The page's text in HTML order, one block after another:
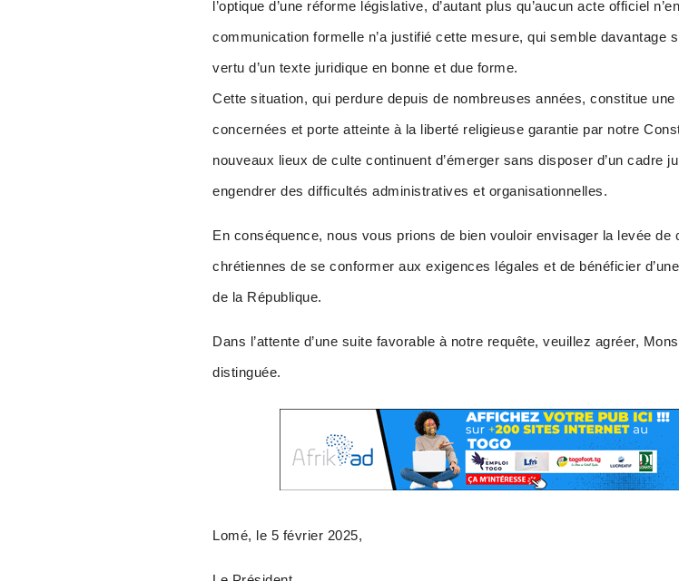
l’optique d’une réforme législative, d’autant plus qu’aucun acte officiel
communication formelle n’a justifié cette mesure, qui semble davantage
vertu d’un texte juridique en bonne et due forme.
Cette situation, qui perdure depuis de nombreuses années, constitue
concernées et porte atteinte à la liberté religieuse garantie par notre
nouveaux lieux de culte continuent d’émerger sans disposer d’un cadre
engendrer des difficultés administratives et organisationnelles.
En conséquence, nous vous prions de bien vouloir envisager la levée
chrétiennes de se conformer aux exigences légales et de bénéficier
de la République.
Dans l’attente d’une suite favorable à notre requête, veuillez agréer,
distinguée.
Lomé, le 5 février 2025,